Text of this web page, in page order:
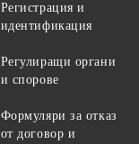
Регистрация и
идентификация
Регулиращи органи
и спорове
Формуляри за отказ
от договор и